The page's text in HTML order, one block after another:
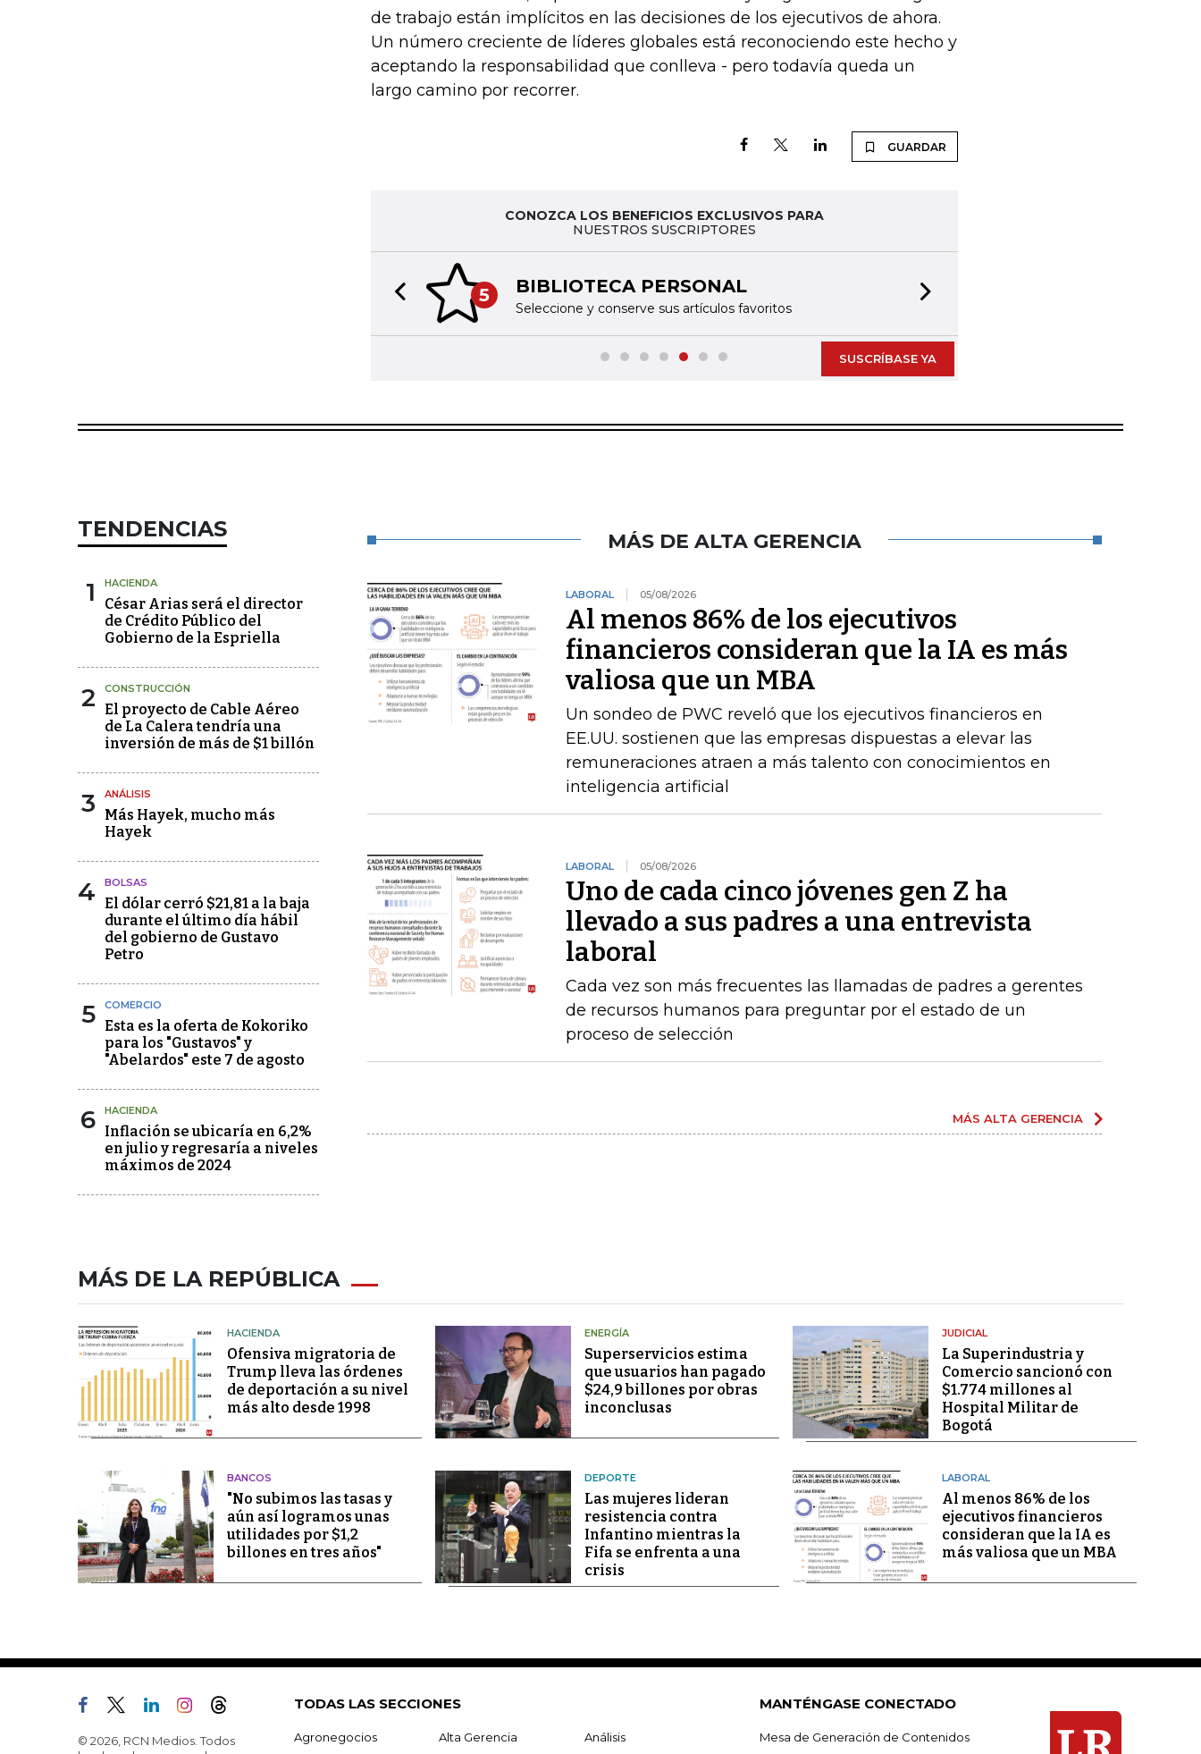
de trabajo están implícitos en las decisiones de los ejecutivos de ahora.
Un número creciente de líderes globales está reconociendo este hecho y
aceptando la responsabilidad que conlleva - pero todavía queda un
largo camino por recorrer.
GUARDAR
CONOZCA LOS BENEFICIOS EXCLUSIVOS PARA
NUESTROS SUSCRIPTORES
5 BIBLIOTECA PERSONAL
Seleccione y conserve sus artículos favoritos
Previous slide
SUSCRÍBASE YA
TENDENCIAS
1 HACIENDA
César Arias será el director
de Crédito Público del
Gobierno de la Espriella
2 CONSTRUCCIÓN
El proyecto de Cable Aéreo
de La Calera tendría una
inversión de más de $1 billón
3 ANÁLISIS
Más Hayek, mucho más
Hayek
4 BOLSAS
El dólar cerró $21,81 a la baja
durante el último día hábil
del gobierno de Gustavo
Petro
5 COMERCIO
Esta es la oferta de Kokoriko
para los "Gustavos" y
"Abelardos" este 7 de agosto
6 HACIENDA
Inflación se ubicaría en 6,2%
en julio y regresaría a niveles
máximos de 2024
MÁS DE ALTA GERENCIA
LABORAL 05/08/2026
Al menos 86% de los ejecutivos
financieros consideran que la IA es más
valiosa que un MBA
Un sondeo de PWC reveló que los ejecutivos financieros en
EE.UU. sostienen que las empresas dispuestas a elevar las
remuneraciones atraen a más talento con conocimientos en
inteligencia artificial
LABORAL 05/08/2026
Uno de cada cinco jóvenes gen Z ha
llevado a sus padres a una entrevista
laboral
Cada vez son más frecuentes las llamadas de padres a gerentes
de recursos humanos para preguntar por el estado de un
proceso de selección
MÁS ALTA GERENCIA
MÁS DE LA REPÚBLICA
HACIENDA
Ofensiva migratoria de
Trump lleva las órdenes
de deportación a su nivel
más alto desde 1998
ENERGÍA
Superservicios estima
que usuarios han pagado
$24,9 billones por obras
inconclusas
JUDICIAL
La Superindustria y
Comercio sancionó con
$1.774 millones al
Hospital Militar de
Bogotá
BANCOS
"No subimos las tasas y
aún así logramos unas
utilidades por $1,2
billones en tres años"
DEPORTE
Las mujeres lideran
resistencia contra
Infantino mientras la
Fifa se enfrenta a una
crisis
LABORAL
Al menos 86% de los
ejecutivos financieros
consideran que la IA es
más valiosa que un MBA
© 2026, RCN Medios. Todos
TODAS LAS SECCIONES
Agronegocios Alta Gerencia
Análisis
MANTÉNGASE CONECTADO
Mesa de Generación de Contenidos